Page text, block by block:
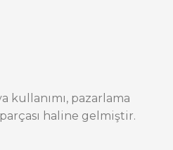
kullanımı, pazarlama
haline gelmiştir.